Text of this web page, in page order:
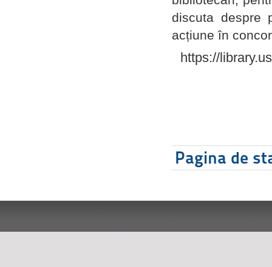
discuta despre
acțiune în
https://
Pagina de